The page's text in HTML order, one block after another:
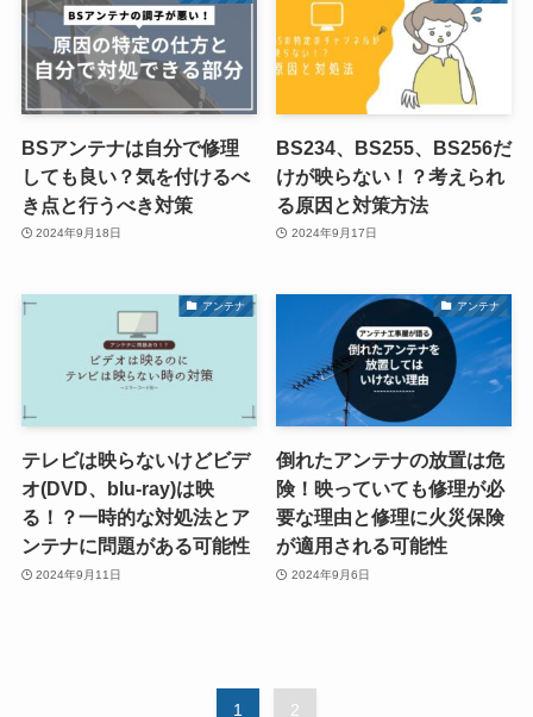
BSアンテナは自分で修理
しても良い？気を付けるべ
き点と行うべき対策
2024年9月18日
BS234、BS255、BS256だ
けが映らない！？考えられ
る原因と対策方法
2024年9月17日
アンテナ
テレビは映らないけどビデ
オ(DVD、blu-ray)は映
る！？一時的な対処法とア
ンテナに問題がある可能性
2024年9月11日
アンテナ
倒れたアンテナの放置は危
険！映っていても修理が必
要な理由と修理に火災保険
が適用される可能性
2024年9月6日
1 2